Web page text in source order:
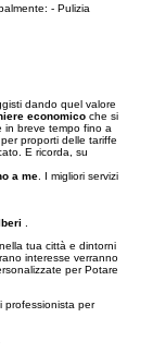
- Pulizia
dando quel valore
economico che si
in breve tempo fino a
proporti delle tariffe
E ricorda, su
a me . I migliori servizi
tua città e dintorni
interesse verranno
per Potare
professionista per